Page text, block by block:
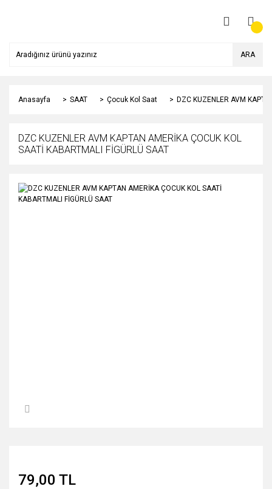
ARA
Anasayfa SAAT Çocuk Kol Saat DZC KUZENLER AVM
DZC KUZENLER AVM KAPTAN AMERİKA ÇOCUK KOL
SAATİ KABARTMALI FİGÜRLÜ SAAT
79,00 TL